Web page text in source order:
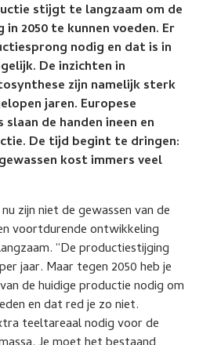
stijgt te langzaam om de
2050 te kunnen voeden. Er
nodig en dat is in
De inzichten in
zijn namelijk sterk
jaren. Europese
de handen ineen en
De tijd begint te dringen:
kost immers veel
zijn niet de gewassen van de
voortdurende ontwikkeling
“De productiestijging
jaar. Maar tegen 2050 heb je
de huidige productie nodig om
en dat red je zo niet.
teeltareaal nodig voor de